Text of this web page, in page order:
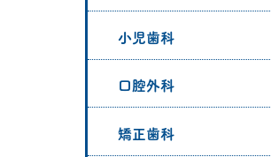
小児歯科
口腔外科
矯正歯科